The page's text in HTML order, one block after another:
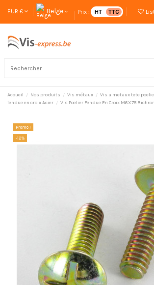
EUR € Belge Prix : HT TTC
Accueil Nos produits Vis métaux Vis a metaux tete
fendue en croix Acier
Vis Poelier Fendue En Croix M6X75
Promo !
-12%